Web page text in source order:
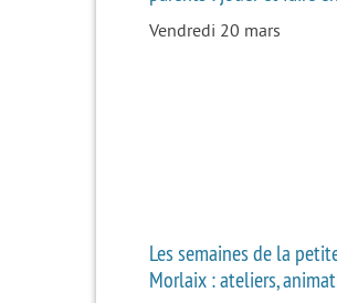
Vendredi 20 mars
Les semaines de la
Morlaix : ateliers,